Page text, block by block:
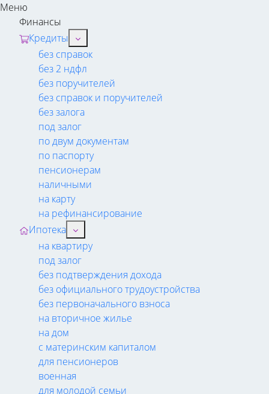
Меню
Финансы
Кредиты
без справок
без 2 ндфл
без поручителей
без справок и поручителей
без залога
под залог
по двум документам
по паспорту
пенсионерам
наличными
на карту
на рефинансирование
Ипотека
на квартиру
под залог
без подтверждения дохода
без официального трудоустройства
без первоначального взноса
на вторичное жилье
на дом
с материнским капиталом
для пенсионеров
военная
для молодой семьи